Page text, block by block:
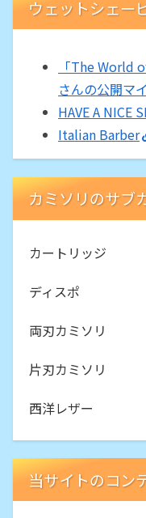
ウェットシェー
「The World
さんの公開マ
HAVE A NICE
Italian Barber
カミソリのサブ
カートリッジ
ディスポ
両刃カミソリ
片刃カミソリ
西洋レザー
当サイトのコン